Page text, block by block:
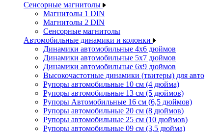
Сенсорные магнитолы
Магнитолы 1 DIN
Магнитолы 2 DIN
Сенсорные магнитолы
Автомобильные динамики и колонки
Динамики автомобильные 4x6 дюймов
Динамики автомобильные 5x7 дюймов
Динамики автомобильные 6x9 дюймов
Высокочастотные динамики (твитеры) для авто
Рупоры автомобильные 10 см (4 дюйма)
Рупоры автомобильные 13 см (5 дюймов)
Рупоры Автомобильные 16 см (6,5 дюймов)
Рупоры автомобильные 20 см (8 дюймов)
Рупоры автомобильные 25 см (10 дюймов)
Рупоры автомобильные 09 см (3,5 дюйма)